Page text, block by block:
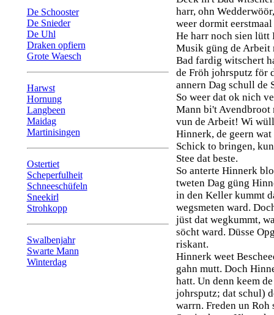
De Schooster
De Snieder
De Uhl
Draken opfiern
Grote Waesch
Harwst
Hornung
Langbeen
Maidag
Martinisingen
Ostertiet
Scheperfulheit
Schneeschüfeln
Sneekirl
Strohkopp
Swalbenjahr
Swarte Mann
Winterdag
harr, ohn
weer dormit
He harr noch sien lütt
Musik güng de Arbeit
Bad fardig witschert
de Fröh johrsputz för
annern Dag schull de
So weer dat ok nich
Mann bi't Avendbroot
vun de Arbeit! Wi
Hinnerk, de geern
Schick to bringen,
Stee dat beste.
So anterte Hinnerk
tweten Dag güng
in den Keller kummt
wegsmeten ward.
jüst dat wegkummt,
söcht ward. Düsse
riskant.
Hinnerk weet
gahn mutt. Doch
hatt. Un denn keem
johrsputz; dat schul)
warrn. Freden un